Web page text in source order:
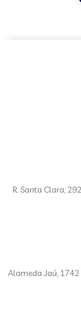
R. Santa Clara,
Alameda Jaú, 1742